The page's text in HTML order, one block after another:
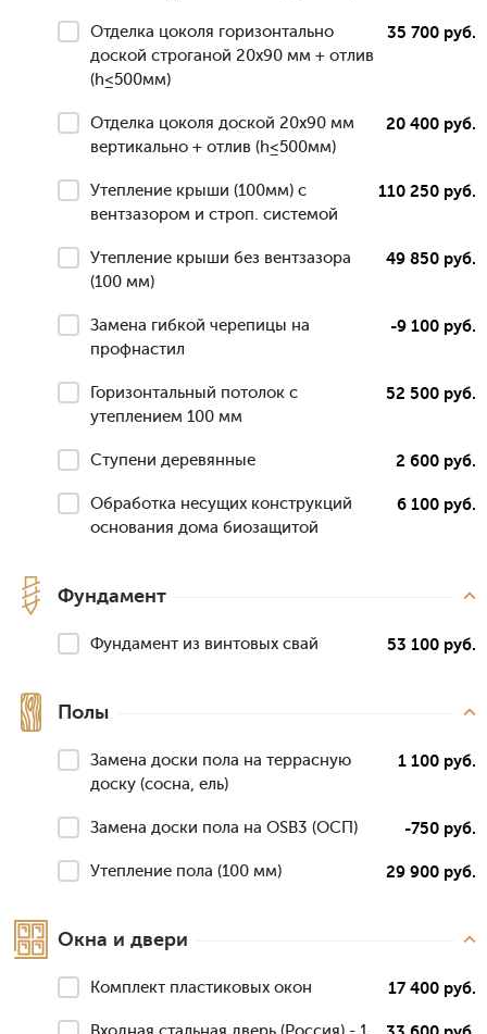
Отделка цоколя горизонтально
доской строганой 20х90 мм + отлив
(h≤500мм)
35 700 руб.
Отделка цоколя доской 20х90 мм
вертикально + отлив (h≤500мм)
20 400 руб.
Утепление крыши (100мм) с
вентзазором и строп. системой
110 250 руб.
Утепление крыши без вентзазора
(100 мм)
49 850 руб.
Замена гибкой черепицы на
профнастил
-9 100 руб.
Горизонтальный потолок с
утеплением 100 мм
52 500 руб.
Ступени деревянные 2 600 руб.
Обработка несущих конструкций
основания дома биозащитой
6 100 руб.
Фундамент
Фундамент из винтовых свай 53 100 руб.
Полы
Замена доски пола на террасную
доску (сосна, ель)
1 100 руб.
Замена доски пола на OSB3 (ОСП) -750 руб.
Утепление пола (100 мм) 29 900 руб.
Окна и двери
Комплект пластиковых окон 17 400 руб.